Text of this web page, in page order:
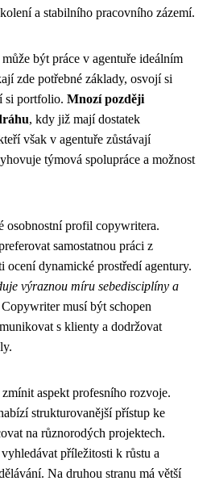
a stabilního pracovního zázemí.
být práce v agentuře ideálním
zde potřebné základy, osvojí si
si portfolio. Mnozí později
, kdy již mají dostatek
však v agentuře zůstávají
týmová spolupráce a možnost
osobnostní profil copywritera.
samostatnou práci z
ocení dynamické prostředí agentury.
výraznou míru sebedisciplíny a
musí být schopen
s klienty a dodržovat
aspekt profesního rozvoje.
strukturovanější přístup ke
na různorodých projektech.
příležitosti k růstu a
Na druhou stranu má větší